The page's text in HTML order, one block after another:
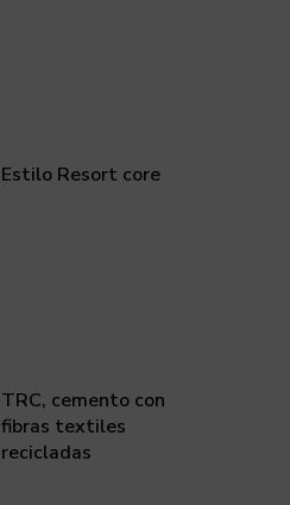
Estilo Resort core
TRC, cemento con
fibras textiles
recicladas